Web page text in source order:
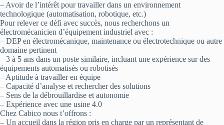
– Avoir de l’intérêt pour travailler dans un environnement
technologique (automatisation, robotique, etc.)
Pour relever ce défi avec succès, nous recherchons un
électromécanicien d’équipement industriel avec :
– DEP en électromécanique, maintenance ou électrotechnique ou autre
domaine pertinent
– 3 à 5 ans dans un poste similaire, incluant une expérience sur des
équipements automatisés ou robotisés
– Aptitude à travailler en équipe
– Capacité d’analyse et rechercher des solutions
– Sens de la débrouillardise et autonomie
– Expérience avec une usine 4.0
Chez Cabico nous t’offrons :
– Un accueil dans la région pris en charge par un représentant de